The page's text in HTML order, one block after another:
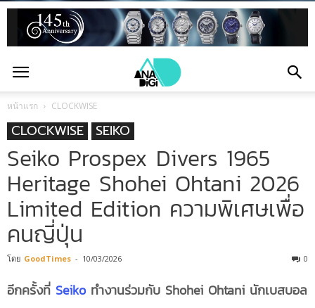
หน้าแรก CLOCKWISE
CLOCKWISE SEIKO
Seiko Prospex Divers 1965
Heritage Shohei Ohtani 2026
Limited Edition ความพิเศษเพื่อ
คนญี่ปุ่น
โดย GoodTimes - 10/03/2026 0
อีกครั้งที่ Seikoทำงานร่วมกับ Shohei Ohtani นักเบสบอล